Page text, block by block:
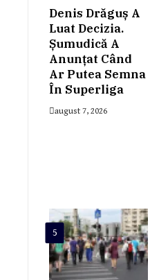
Denis Drăguș A
Luat Decizia.
Șumudică A
Anunțat Când
Ar Putea Semna
În Superliga
august 7, 2026
5